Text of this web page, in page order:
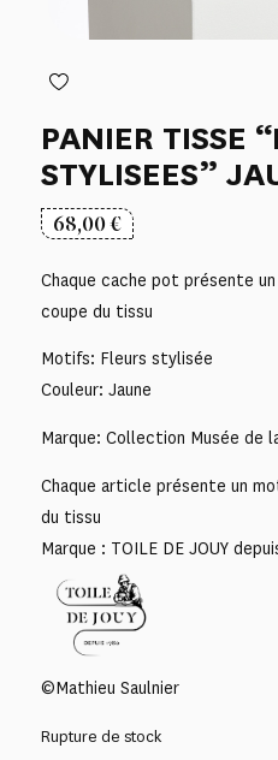
PANIER TISSE
STYLISEES”
68,00€
Chaque cache pot présente
coupe du tissu
Motifs: Fleurs stylisée
Couleur: Jaune
Marque: Collection Musée de
Chaque article présente un
du tissu
Marque : TOILE DE JOUY
©Mathieu Saulnier
Rupture de stock